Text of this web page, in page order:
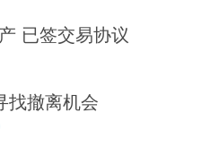
已签交易协议
找撤离机会